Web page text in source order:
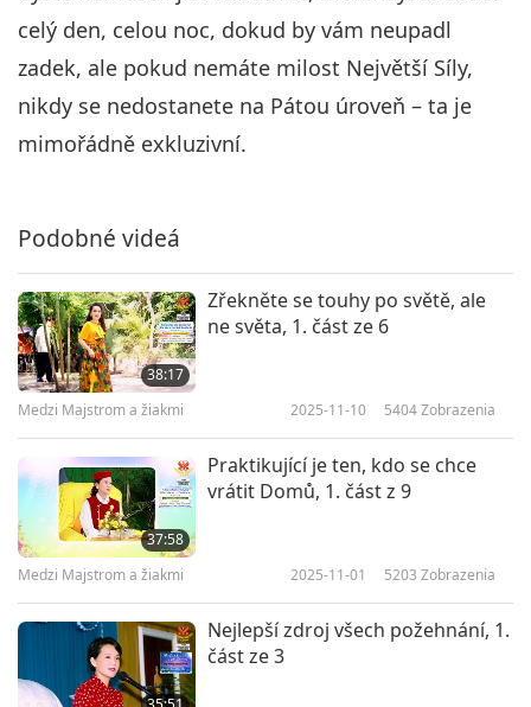
celý den, celou noc, dokud by vám neupadl
zadek, ale pokud nemáte milost Největší Síly,
nikdy se nedostanete na Pátou úroveň – ta je
mimořádně exkluzivní.
Podobné videá
38:17
Zřekněte se touhy po světě, ale
ne světa, 1. část ze 6
Medzi Majstrom a žiakmi 2025-11-10 5404Zobrazenia
37:58
Praktikující je ten, kdo se chce
vrátit Domů, 1. část z 9
Medzi Majstrom a žiakmi 2025-11-01 5203 Zobrazenia
Nejlepší zdroj všech požehnání, 1.
část ze 3